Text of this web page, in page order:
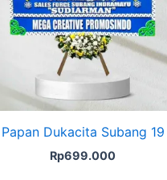
Papan Dukacita Subang 19
Rp699.000